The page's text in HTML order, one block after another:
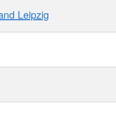
Leipzig